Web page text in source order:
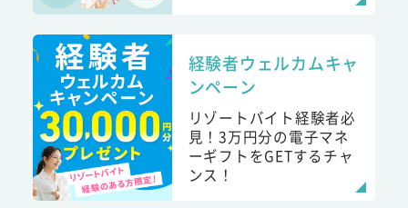
経験者ウェルカムキャ
ンペーン
リゾートバイト経験者必
見！3万円分の電子マネ
ーギフトをGETするチャ
ンス！